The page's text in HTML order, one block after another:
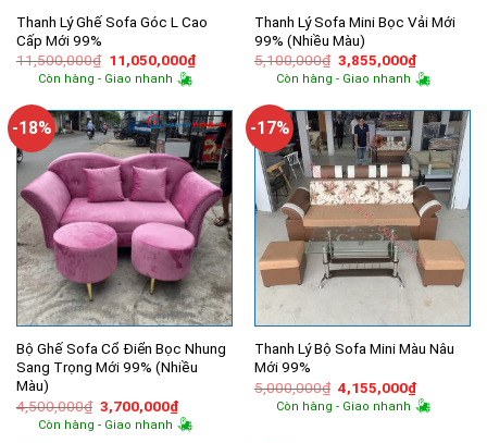
Thanh Lý Ghế Sofa Góc L Cao
Cấp Mới 99%
11,500,000₫ Giá
gốc
là:
11,050,000₫Giá
hiện
11,050,000₫.
Còn hàng - Giao nhanh
Thanh Lý Sofa Mini Bọc Vải Mới
99% (Nhiều Màu)
5,100,000₫ Giá
gốc
là:
3,855,000₫Giá
hiện
tại
Còn hàng - Giao nhanh
-18%
Bộ Ghế Sofa Cổ Điển Bọc Nhung
Sang Trọng Mới 99% (Nhiều
Màu)
4,500,000₫ Giá
gốc
là:
3,700,000₫Giá
hiện
tại
Còn hàng - Giao nhanh
-17%
Thanh Lý Bộ Sofa Mini Màu Nâu
Mới 99%
5,000,000₫ Giá
gốc
là:
4,155,000₫Giá
hiện
tại
Còn hàng - Giao nhanh